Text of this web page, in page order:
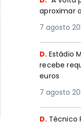
aproximar
7 agosto
D. Estádio
recebe
euros
7 agosto
D. Técnico